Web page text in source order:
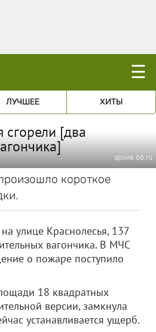
☰
ЛУЧШЕЕ ХИТЫ
сгорели [два
архив 66.ru
короткое
улице Краснолесья, 137
вагончика. В МЧС
о пожаре поступило
18 квадратных
версии, замкнула
устанавливается ущерб.